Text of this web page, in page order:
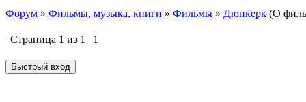
Форум » Фильмы, музыка, книги » Фильмы » Дюнкерк (О
Страница 1 из 1 1